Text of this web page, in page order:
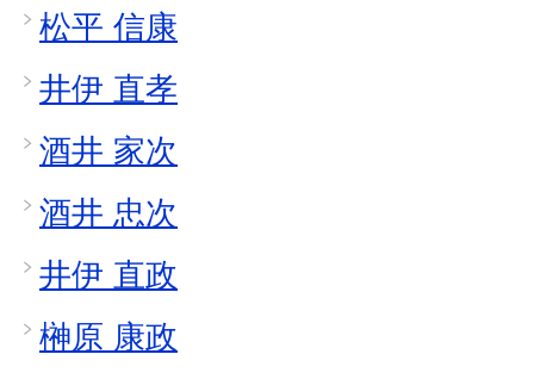
松平 信康
井伊 直孝
酒井 家次
酒井 忠次
井伊 直政
榊原 康政